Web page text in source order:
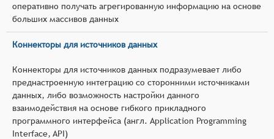
оперативно получать агрегированную информацию на основе
больших массивов данных
Коннекторы для источников данных
Коннекторы для источников данных подразумевает либо
преднастроенную интеграцию со сторонними источниками
данных, либо возможность настройки данного
взаимодействия на основе гибкого прикладного
программного интерфейса (англ. Application Programming
Interface, API)